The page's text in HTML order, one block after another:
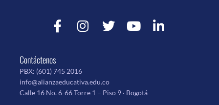
Contáctenos
PBX: (601) 745 2016
info@alianzaeducativa.edu.co
Calle 16 No. 6-66 Torre 1 – Piso 9 · Bogotá